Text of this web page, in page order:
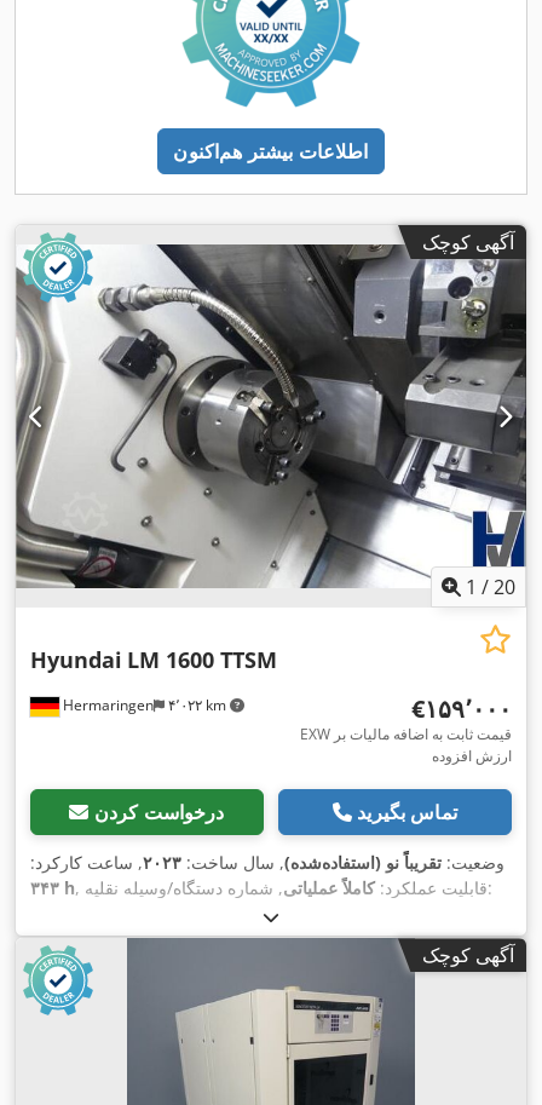
, عبور میله:۵۱ میلی‌متر , تجهیزات:
چرخش به طور نامحدود قابل تنظیم,
اطلاعات بیشتر هم‌اکنون
آگهی کوچک
1 /20
Hermaringen ۴٬۰۲۲ km
Hyundai LM 1600 TTSM
‎€۱۵۹٬۰۰۰
EXW قیمت ثابت به اضافه مالیات بر
ارزش افزوده
درخواست کردن تماس بگیرید
وضعیت: تقریباً نو (استفاده‌شده), سال ساخت: ۲۰۲۳, ساعت کارکرد:
۳۴۳ h
, قابلیت عملکرد:کاملاً عملیاتی
, شماره دستگاه/وسیله نقلیه:
, قطر تراشکاری بر
روی کشویی عرضی:۲۹۰ میلی‌متر , قطر تراشکاری:۲۳۰ میلی‌متر
,
توان موتور اسپیندل:
,
حداکثر سرعت اسپیندل:۶٬۰۰۰ دور/دقیقه , سوراخ اسپیندل:۵۱
میلی‌متر
, مسافت حرکت
۷۰۰ میلی‌متر, حرکت سریع محور X:
, حرکت
, قطر میلگرد (حداکثر):
وزن کل:
آگهی کوچک